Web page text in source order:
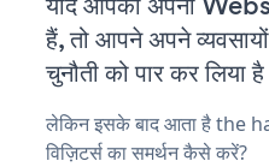
हैं, तो आपने अपने
चुनौती को पार कर लिया
लेकिन इसके बाद आता है the
विज़िटर्स का समर्थन कैसे करें?